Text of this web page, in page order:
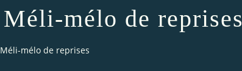
Méli-mélo de reprises
Méli-mélo de reprises